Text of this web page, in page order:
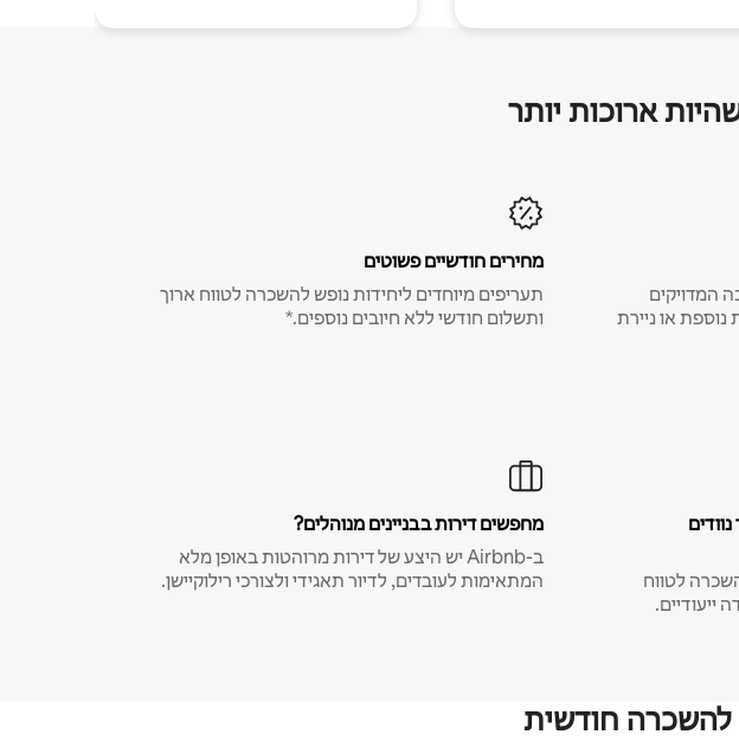
ארוכות יותר
המדויקים
נוספת או ניירת
מחירים חודשיים פשוטים
תעריפים מיוחדים ליחידות נופש להשכרה לטווח ארוך
ותשלום חודשי ללא חיובים נוספים.*
לטווח
מחפשים דירות בבניינים מנוהלים?
ב-Airbnb יש היצע של דירות מרוהטות באופן מלא
המתאימות לעובדים, לדיור תאגידי ולצורכי רילוקיישן.
להשכרה חודשית